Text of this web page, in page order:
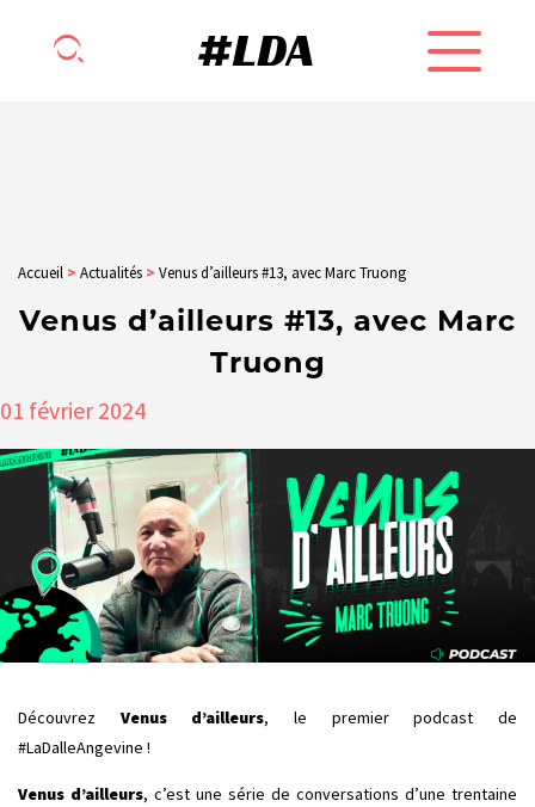
Accueil > Actualités > Venus d’ailleurs #13, avec Marc Truong
Venus d’ailleurs #13, avec Marc
Truong
01 février2024
Découvrez Venus d’ailleurs, le premier podcast de
#LaDalleAngevine !
Venus d’ailleurs, c’est une série de conversations d’une trentaine